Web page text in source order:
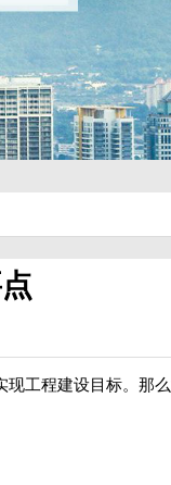
工程建设目标。那